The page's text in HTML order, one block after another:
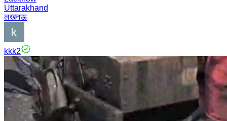
Uttarakhand
लखनऊ
kkk2